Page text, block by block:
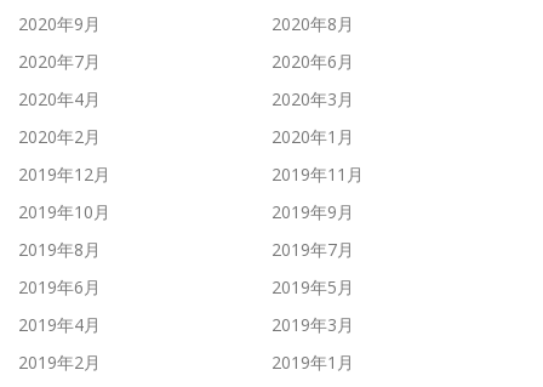
2020年9月
2020年8月
2020年7月
2020年6月
2020年4月
2020年3月
2020年2月
2020年1月
2019年12月
2019年11月
2019年10月
2019年9月
2019年8月
2019年7月
2019年6月
2019年5月
2019年4月
2019年3月
2019年2月
2019年1月